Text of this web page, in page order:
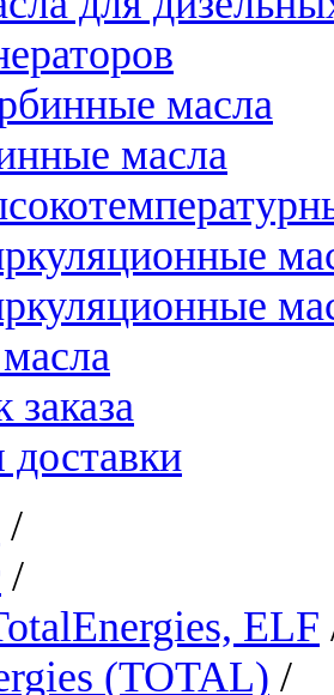
масла
масла
доставки
/
/
ELF
(TOTAL) /